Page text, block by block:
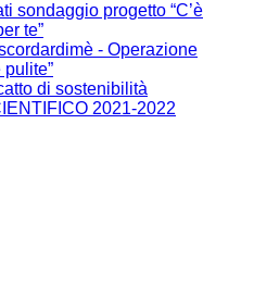
sondaggio progetto “C’è
te”
- Operazione
di sostenibilità
2021-2022